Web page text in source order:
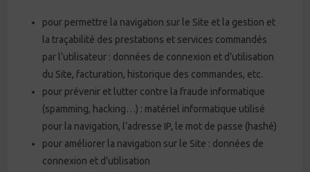
pour permettre la navigation sur le Site et la gestion et
la traçabilité des prestations et services commandés
par l’utilisateur : données de connexion et d’utilisation
du Site, facturation, historique des commandes, etc.
pour prévenir et lutter contre la fraude informatique
(spamming, hacking…) : matériel informatique utilisé
pour la navigation, l’adresse IP, le mot de passe (hashé)
pour améliorer la navigation sur le Site : données de
connexion et d’utilisation